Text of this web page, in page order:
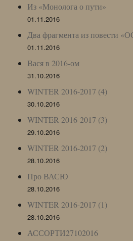
Из «Монолога о пути»
01.11.2016
Два фрагмента из повести
01.11.2016
Вася в 2016-ом
31.10.2016
WINTER 2016-2017 (4)
30.10.2016
WINTER 2016-2017 (3)
29.10.2016
WINTER 2016-2017 (2)
28.10.2016
Про ВАСЮ
28.10.2016
WINTER 2016-2017 (1)
28.10.2016
АССОРТИ27102016